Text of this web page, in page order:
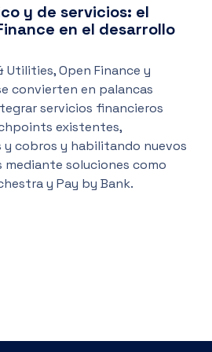
y de servicios: el
en el desarrollo
Utilities, Open Finance y
convierten en palancas
servicios financieros
existentes,
cobros y habilitando nuevos
mediante soluciones como
y Pay by Bank.